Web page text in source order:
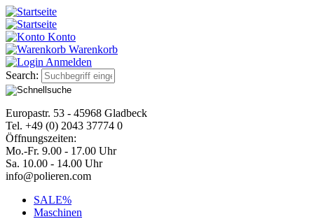
Konto
Warenkorb
Anmelden
Search:
Europastr. 53 - 45968 Gladbeck
Tel. +49 (0) 2043 37774 0
Öffnungszeiten:
Mo.-Fr. 9.00 - 17.00 Uhr
Sa. 10.00 - 14.00 Uhr
info@polieren.com
SALE%
Maschinen